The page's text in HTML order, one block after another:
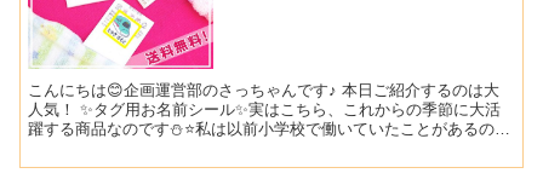
こんにちは😊企画運営部のさっちゃんです♪ 本日ご紹介するのは大
人気！ ✨タグ用お名前シール✨実はこちら、これからの季節に大活
躍する商品なのです⛄⭐私は以前小学校で働いていたことがあるので